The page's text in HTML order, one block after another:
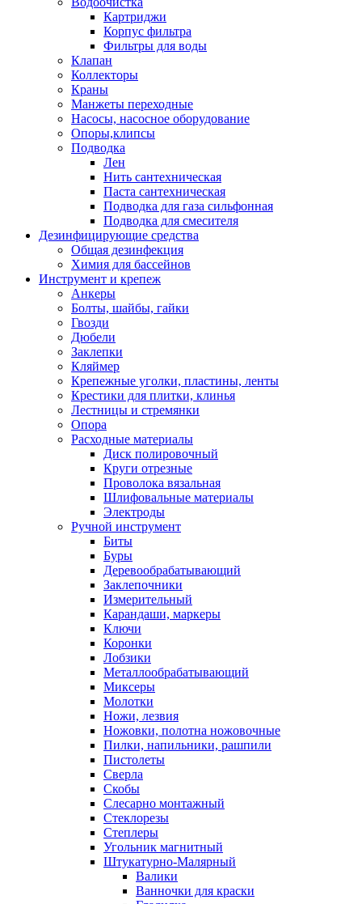
Картриджи
Корпус фильтра
Фильтры для воды
Клапан
Коллекторы
Краны
Манжеты переходные
Насосы, насосное оборудование
Опоры,клипсы
Подводка
Лен
Нить сантехническая
Паста сантехническая
Подводка для газа сильфонная
Подводка для смесителя
Дезинфицирующие средства
Общая дезинфекция
Химия для бассейнов
Инструмент и крепеж
Анкеры
Болты, шайбы, гайки
Гвозди
Дюбели
Заклепки
Кляймер
Крепежные уголки, пластины, ленты
Крестики для плитки, клинья
Лестницы и стремянки
Опора
Расходные материалы
Диск полировочный
Круги отрезные
Проволока вязальная
Шлифовальные материалы
Электроды
Ручной инструмент
Биты
Буры
Деревообрабатывающий
Заклепочники
Измерительный
Карандаши, маркеры
Ключи
Коронки
Лобзики
Металлообрабатывающий
Миксеры
Молотки
Ножи, лезвия
Ножовки, полотна ножовочные
Пилки, напильники, рашпили
Пистолеты
Сверла
Скобы
Слесарно монтажный
Стеклорезы
Степлеры
Угольник магнитный
Штукатурно-Малярный
Валики
Ванночки для краски